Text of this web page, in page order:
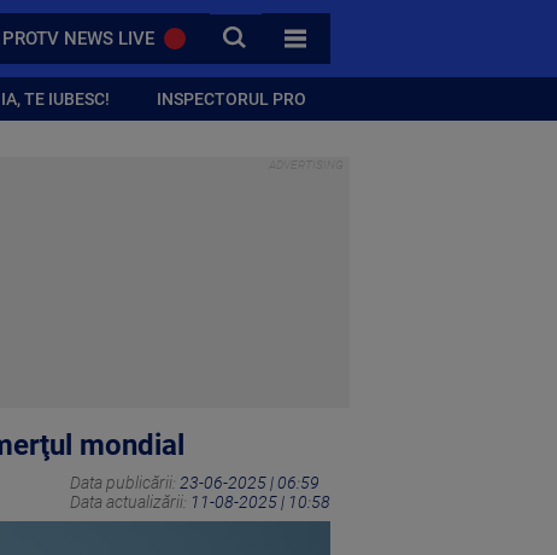
PROTV NEWS LIVE CAUTA
TOATE CATEGORIILE
TE IUBESC! INSPECTORUL PRO
mondial
Data publicării: 23-06-2025 | 06:59
Data actualizării: 11-08-2025 | 10:58